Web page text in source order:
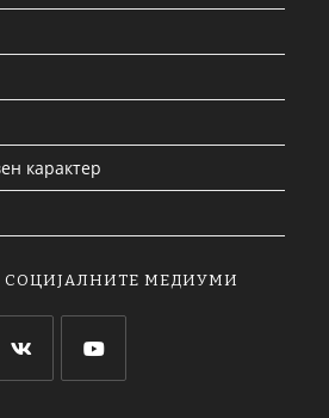
карактер
СОЦИЈАЛНИТЕ МЕДИУМИ